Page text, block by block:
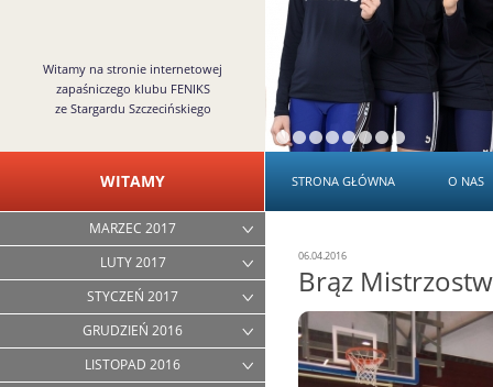
Witamy na stronie internetowej
zapaśniczego klubu FENIKS
ze Stargardu Szczecińskiego
WITAMY STRONA GŁÓWNA O NAS
MARZEC 2017
LUTY 2017
STYCZEŃ 2017
GRUDZIEŃ 2016
LISTOPAD 2016
06.04.2016
Brąz